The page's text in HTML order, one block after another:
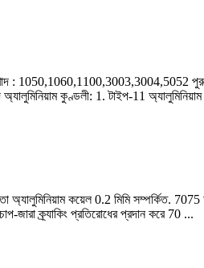
খাদ : 1050,1060,1100,3003,3004,5052
কুণ্ডলী: 1. টাইপ-11
অ্যালুমিনিয়াম কয়েল 0.2 মিমি সম্পর্কিত.
জারা ক্র্যাকিং প্রতিরোধের প্রদান করে 70 ...